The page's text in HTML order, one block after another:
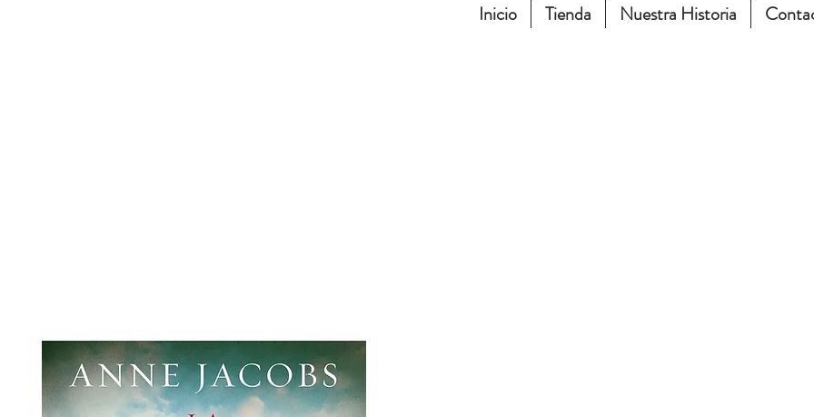
Inicio Tienda Nuestra Historia